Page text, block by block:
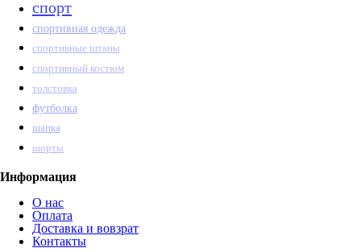
спорт
спортивная одежда
спортивные штаны
спортивный костюм
толстовка
футболка
шапка
шорты
Информация
О нас
Оплата
Доставка и вовзрат
Контакты